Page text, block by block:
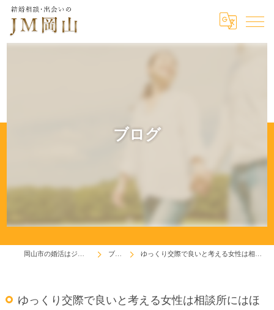
ブログ
ブログ ゆっくり交際で良いと考える女性は相談所にはほぼ居ない！
ゆっくり交際で良いと考える女性は相談所にはほ